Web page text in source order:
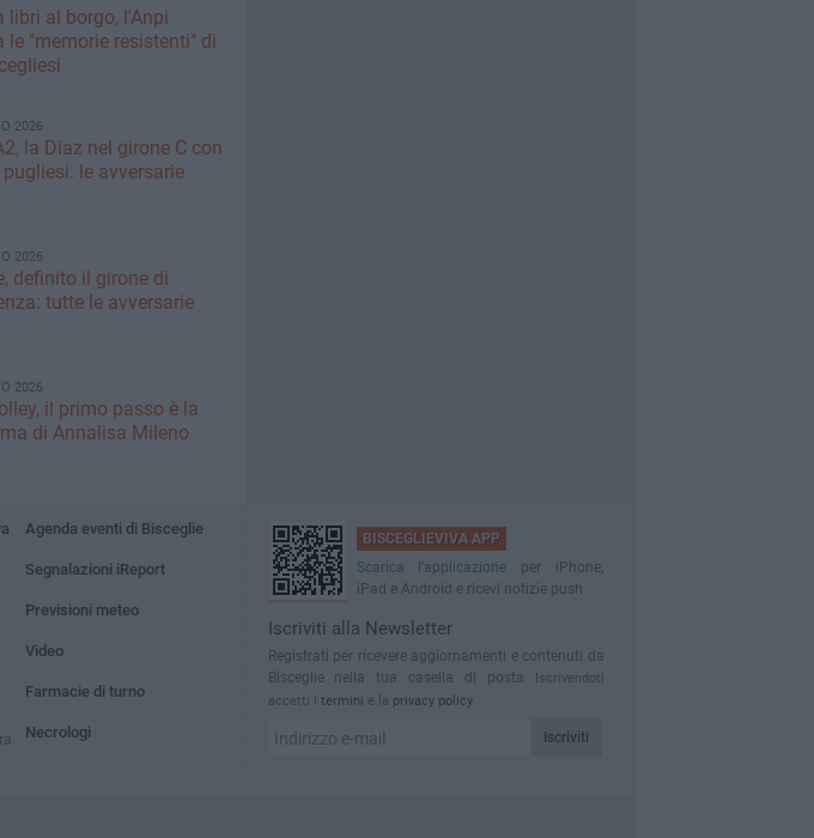
libri al borgo, l'Anpi
le "memorie resistenti" di
2026
la Diaz nel girone C con
le avversarie
2026
definito il girone di
tutte le avversarie
2026
il primo passo è la
di Annalisa Mileno
Agenda eventi di Bisceglie
Segnalazioni iReport
Previsioni meteo
Video
Farmacie di turno
Necrologi
BISCEGLIEVIVA APP
Scarica l'applicazione per iPhone,
iPad e Android e ricevi notizie push
Iscriviti alla Newsletter
Registrati per ricevere aggiornamenti e contenuti da
Bisceglie nella tua casella di posta
Iscrivendoti
accetti i termini e la privacy policy
Iscriviti